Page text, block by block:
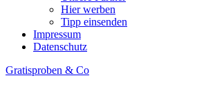
Hier werben
Tipp einsenden
Impressum
Datenschutz
Gratisproben & Co